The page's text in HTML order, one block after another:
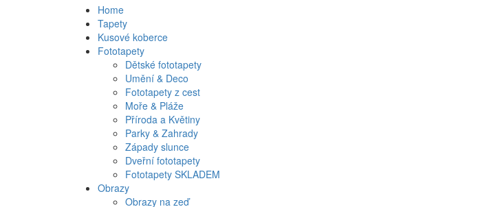
Home
Tapety
Kusové koberce
Fototapety
Dětské fototapety
Umění & Deco
Fototapety z cest
Moře & Pláže
Příroda a Květiny
Parky & Zahrady
Západy slunce
Dveřní fototapety
Fototapety SKLADEM
Obrazy
Obrazy na zeď